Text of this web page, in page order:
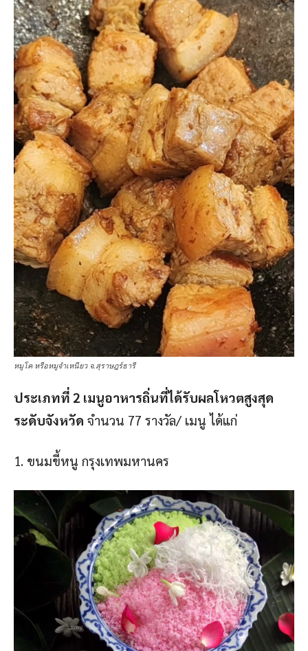
หมูโค หรือหมูจำเหนียว จ.สุราษฎร์ธารี
ประเภทที่ 2 เมนูอาหารถิ่นที่ได้รับผลโหวตสูงสุด
ระดับจังหวัด จํานวน 77 รางวัล/ เมนู ได้แก่
1. ขนมขี้หนู กรุงเทพมหานคร